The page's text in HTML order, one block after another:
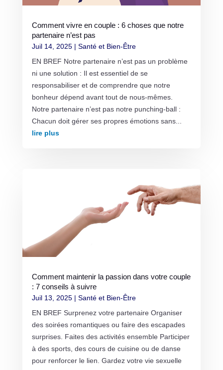
Comment vivre en couple : 6 choses que notre
partenaire n’est pas
Juil 14, 2025| Santé et Bien-Être
EN BREF Notre partenaire n’est pas un problème
ni une solution : Il est essentiel de se
responsabiliser et de comprendre que notre
bonheur dépend avant tout de nous-mêmes.
Notre partenaire n’est pas notre punching-ball :
Chacun doit gérer ses propres émotions sans...
lire plus
Comment maintenir la passion dans votre couple
: 7 conseils à suivre
Juil 13, 2025| Santé et Bien-Être
EN BREF Surprenez votre partenaire Organiser
des soirées romantiques ou faire des escapades
surprises. Faites des activités ensemble Participer
à des sports, des cours de cuisine ou de danse
pour renforcer le lien. Gardez votre vie sexuelle